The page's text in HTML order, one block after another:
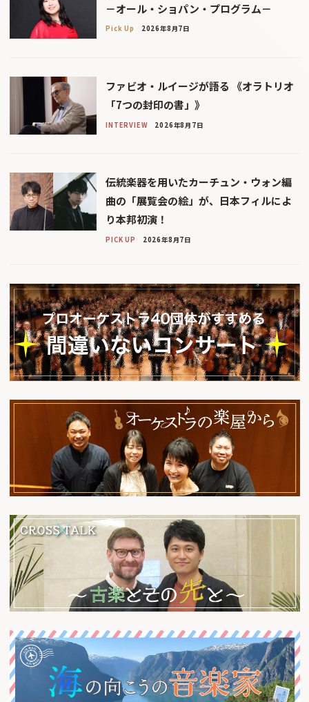
－オール・ショパン・プログラム－
Pick Up 2026年8月7日
ファビオ・ルイージが語る 《オラトリオ
「7つの封印の書」》
INTERVIEW 2026年8月7日
伝統楽器を用いたカーチュン・ウォン編
曲の「展覧会の絵」が、日本フィルによ
り本邦初演！
PICK UP 2026年8月7日